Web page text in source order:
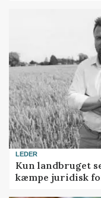
LEDER
Kun landbruget
kæmpe juridisk